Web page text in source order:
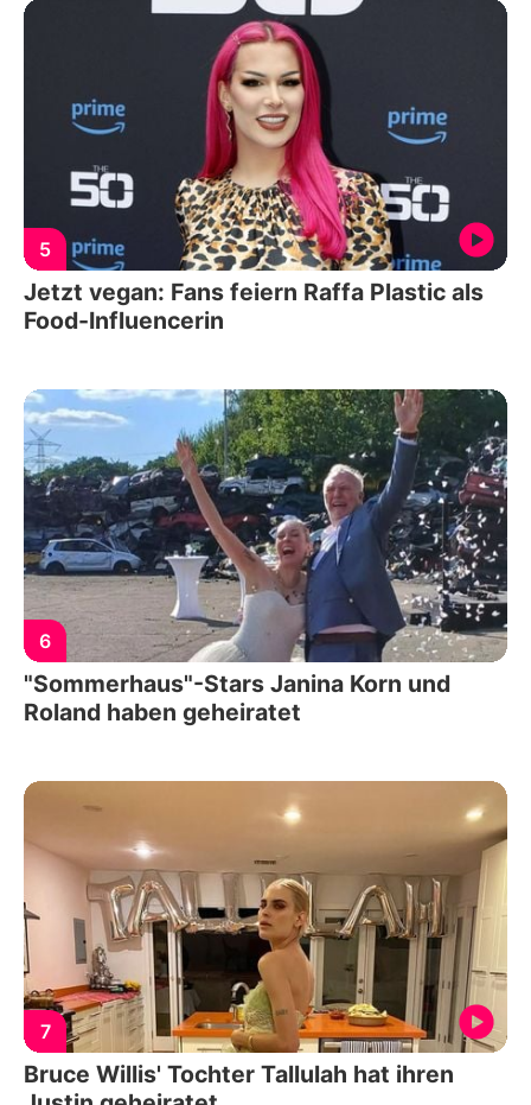
5
Jetzt vegan: Fans feiern Raffa Plastic als
Food-Influencerin
6
"Sommerhaus"-Stars Janina Korn und
Roland haben geheiratet
7
Bruce Willis' Tochter Tallulah hat ihren